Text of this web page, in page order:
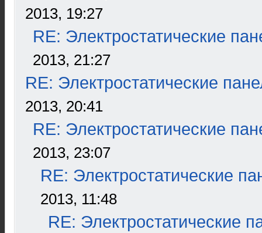
2013, 19:27
RE: Электростатические
2013, 21:27
RE: Электростатические
2013, 20:41
RE: Электростатические
2013, 23:07
RE: Электростатические
2013, 11:48
RE: Электростатические